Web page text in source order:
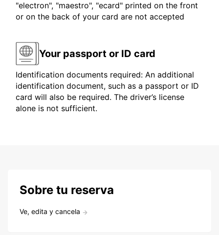
"electron", "maestro", "ecard" printed on the front
or on the back of your card are not accepted
Your passport or ID card
Identification documents required: An additional
identification document, such as a passport or ID
card will also be required. The driver’s license
alone is not sufficient.
Sobre tu reserva
Ve, edita y cancela